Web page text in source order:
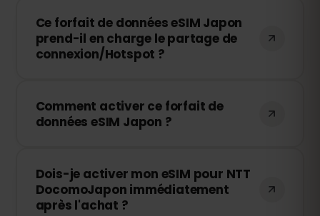
supplémentaires à tout moment sans
réinstaller votre eSIM. Il vous suffit
d'accéder à votre compte et de choisir
Ce forfait de données eSIM Japon
prend-il en charge le partage de
connexion/Hotspot ?
connexion mobile en mode Hotspot avec
d'autres appareils. Notez que la vitesse
Comment activer ce forfait de
données eSIM Japon ?
par e-mail. Il vous suffit de le scanner
avec votre smartphone dans les
paramètres eSIM pour l'activer – aucun
Dois-je activer mon eSIM pour NTT
DocomoJapon immédiatement
après l'achat ?